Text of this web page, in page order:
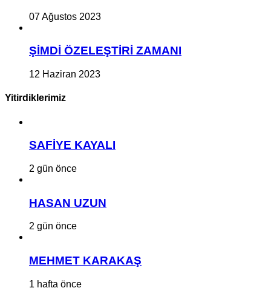
07 Ağustos 2023
ŞİMDİ ÖZELEŞTİRİ ZAMANI
12 Haziran 2023
Yitirdiklerimiz
SAFİYE KAYALI
2 gün önce
HASAN UZUN
2 gün önce
MEHMET KARAKAŞ
1 hafta önce